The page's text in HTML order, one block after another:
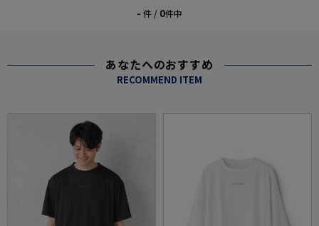
- 件 / 0件中
あなたへのおすすめ
RECOMMEND ITEM